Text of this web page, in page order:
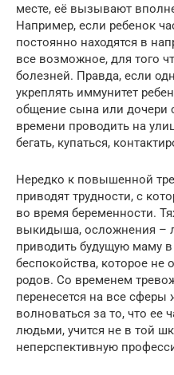
месте, её вызывают
Например, если ребенок
постоянно находятся в
все возможное, для того
болезней. Правда, если
укреплять иммунитет
общение сына или дочери
времени проводить на
бегать, купаться,
Нередко к повышенной
приводят трудности, с
во время беременности.
выкидыша, осложнения –
приводить будущую маму
беспокойства, которое не
родов. Со временем
перенесется на все
волноваться за то, что ее
людьми, учится не в той
неперспективную